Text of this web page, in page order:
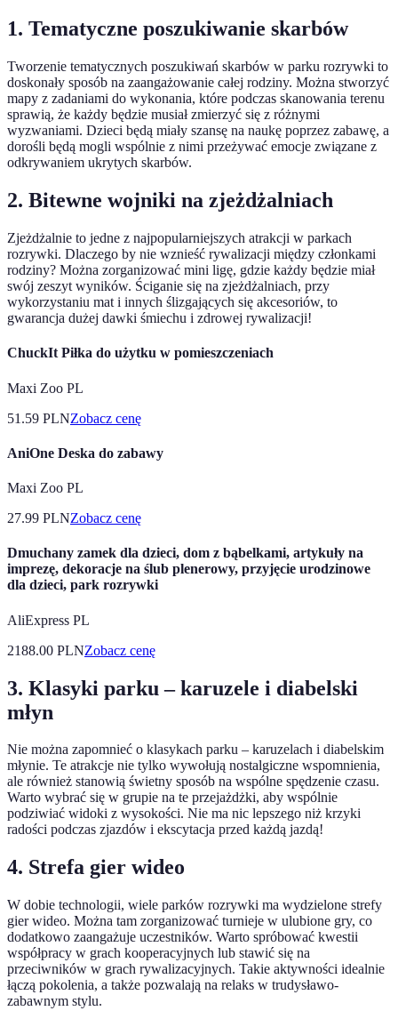
1. Tematyczne poszukiwanie skarbów
Tworzenie tematycznych poszukiwań skarbów w parku rozrywki to
doskonały sposób na zaangażowanie całej rodziny. Można stworzyć
mapy z zadaniami do wykonania, które podczas skanowania terenu
sprawią, że każdy będzie musiał zmierzyć się z różnymi
wyzwaniami. Dzieci będą miały szansę na naukę poprzez zabawę, a
dorośli będą mogli wspólnie z nimi przeżywać emocje związane z
odkrywaniem ukrytych skarbów.
2. Bitewne wojniki na zjeżdżalniach
Zjeżdżalnie to jedne z najpopularniejszych atrakcji w parkach
rozrywki. Dlaczego by nie wznieść rywalizacji między członkami
rodziny? Można zorganizować mini ligę, gdzie każdy będzie miał
swój zeszyt wyników. Ściganie się na zjeżdżalniach, przy
wykorzystaniu mat i innych ślizgających się akcesoriów, to
gwarancja dużej dawki śmiechu i zdrowej rywalizacji!
ChuckIt Piłka do użytku w pomieszczeniach
Maxi Zoo PL
51.59 PLNZobacz cenę
AniOne Deska do zabawy
Maxi Zoo PL
27.99 PLNZobacz cenę
Dmuchany zamek dla dzieci, dom z bąbelkami, artykuły na
imprezę, dekoracje na ślub plenerowy, przyjęcie urodzinowe
dla dzieci, park rozrywki
AliExpress PL
2188.00 PLNZobacz cenę
3. Klasyki parku – karuzele i diabelski
młyn
Nie można zapomnieć o klasykach parku – karuzelach i diabelskim
młynie. Te atrakcje nie tylko wywołują nostalgiczne wspomnienia,
ale również stanowią świetny sposób na wspólne spędzenie czasu.
Warto wybrać się w grupie na te przejażdżki, aby wspólnie
podziwiać widoki z wysokości. Nie ma nic lepszego niż krzyki
radości podczas zjazdów i ekscytacja przed każdą jazdą!
4. Strefa gier wideo
W dobie technologii, wiele parków rozrywki ma wydzielone strefy
gier wideo. Można tam zorganizować turnieje w ulubione gry, co
dodatkowo zaangażuje uczestników. Warto spróbować kwestii
współpracy w grach kooperacyjnych lub stawić się na
przeciwników w grach rywalizacyjnych. Takie aktywności idealnie
łączą pokolenia, a także pozwalają na relaks w trudysławo-
zabawnym stylu.